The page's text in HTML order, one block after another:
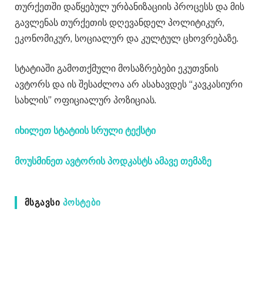
თურქეთში დაწყებულ ურბანიზაციის პროცესს და მის
გავლენას თურქეთის დღევანდელ პოლიტიკურ,
ეკონომიკურ, სოციალურ და კულტულ ცხოვრებაზე.
სტატიაში გამოთქმული მოსაზრებები ეკუთვნის
ავტორს და ის შესაძლოა არ ასახავდეს “კავკასიური
სახლის” ოფიციალურ პოზიციას.
იხილეთ სტატიის სრული ტექსტი
მოუსმინეთ ავტორის პოდკასტს ამავე თემაზე
ᲛᲡᲒᲐᲕᲡᲘ ᲞᲝᲡᲢᲔᲑᲘ